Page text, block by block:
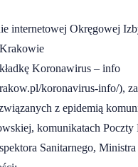
internetowej Okręgowej
Koronawirus – info
koronavirus-info/),
z epidemią
komunikatach Poczty
Sanitarnego,